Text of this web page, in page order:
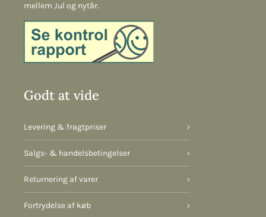
mellem Jul og nytår.
Godt at vide
Levering & fragtpriser ›
Salgs- & handelsbetingelser ›
Returnering af varer ›
Fortrydelse af køb ›